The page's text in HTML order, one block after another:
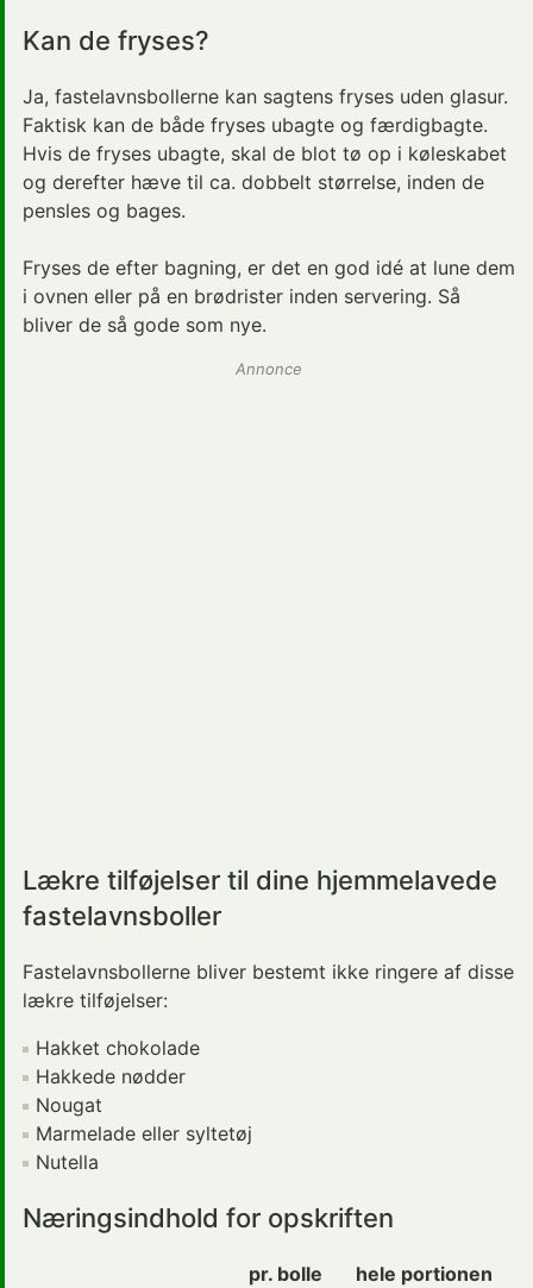
Kan de fryses?
Ja, fastelavnsbollerne kan sagtens fryses uden glasur.
Faktisk kan de både fryses ubagte og færdigbagte.
Hvis de fryses ubagte, skal de blot tø op i køleskabet
og derefter hæve til ca. dobbelt størrelse, inden de
pensles og bages.
Fryses de efter bagning, er det en god idé at lune dem
i ovnen eller på en brødrister inden servering. Så
bliver de så gode som nye.
Annonce
Lækre tilføjelser til dine hjemmelavede
fastelavnsboller
Fastelavnsbollerne bliver bestemt ikke ringere af disse
lækre tilføjelser:
Hakket chokolade
Hakkede nødder
Nougat
Marmelade eller syltetøj
Nutella
Næringsindhold for opskriften
pr. bolle hele portionen